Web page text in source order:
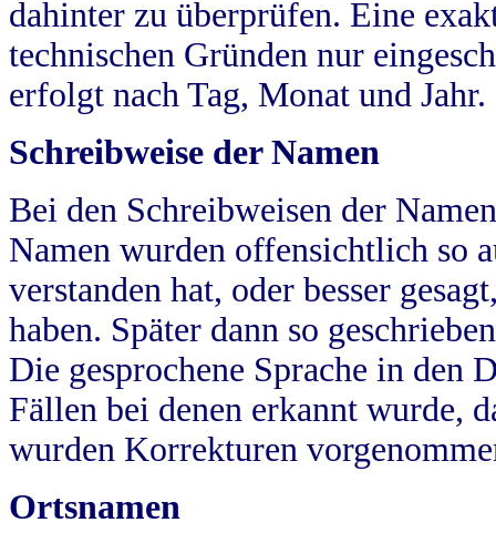
dahinter zu überprüfen. Eine
technischen Gründen nur
erfolgt nach Tag, Monat und Jahr.
Schreibweise der Namen
Bei den Schreibweisen der
Namen wurden offensichtlich so
verstanden hat, oder besser
haben. Später dann so
Die gesprochene Sprache in
Fällen bei denen erkannt wurde,
wurden Korrekturen
Ortsnamen